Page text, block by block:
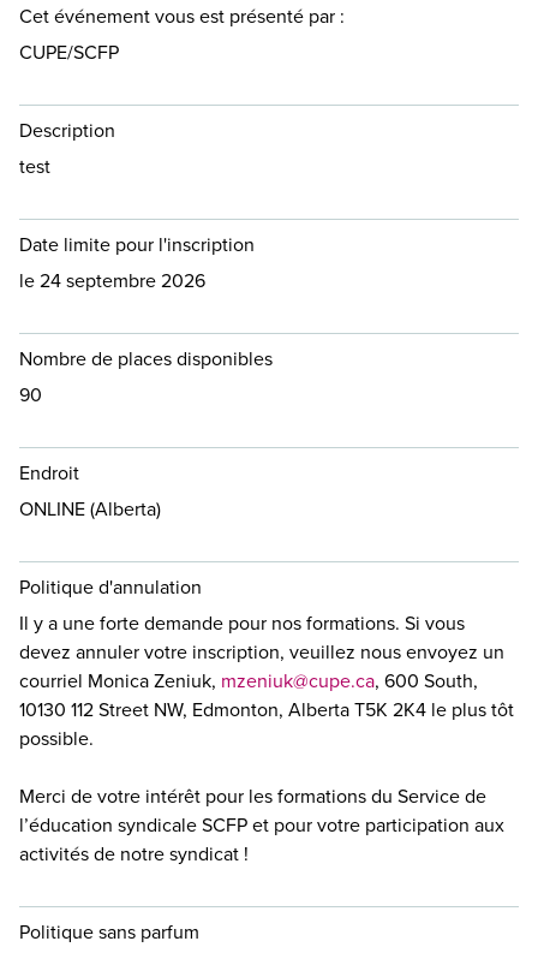
Cet événement vous est présenté par :
CUPE/SCFP
Description
test
Date limite pour l'inscription
le 24 septembre 2026
Nombre de places disponibles
90
Endroit
ONLINE (Alberta)
Politique d'annulation
Il y a une forte demande pour nos formations. Si vous
devez annuler votre inscription, veuillez nous envoyez un
courriel Monica Zeniuk, mzeniuk@cupe.ca, 600 South,
10130 112 Street NW, Edmonton, Alberta T5K 2K4 le plus tôt
possible.
Merci de votre intérêt pour les formations du Service de
l’éducation syndicale SCFP et pour votre participation aux
activités de notre syndicat !
Politique sans parfum